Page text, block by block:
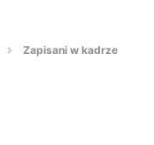
Zapisani w kadrze